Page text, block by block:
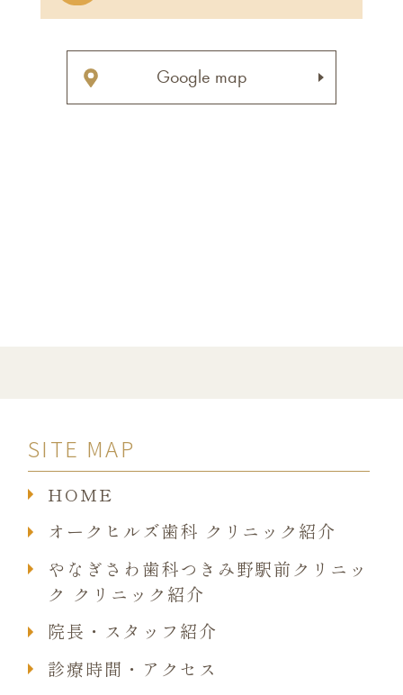
Google map
SITE MAP
HOME
オークヒルズ歯科 クリニック紹介
やなぎさわ歯科つきみ野駅前クリニッ
ク クリニック紹介
院長・スタッフ紹介
診療時間・アクセス